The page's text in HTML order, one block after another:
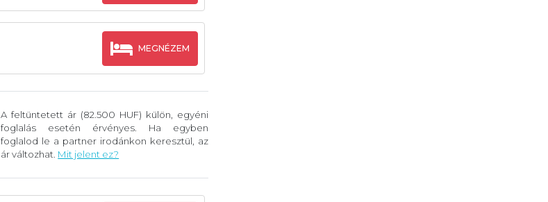
MEGNÉZEM
A feltüntetett ár (82.500 HUF) külön, egyéni
foglalás esetén érvényes. Ha egyben
foglalod le a partner irodánkon keresztül, az
ár változhat. Mit jelent ez?